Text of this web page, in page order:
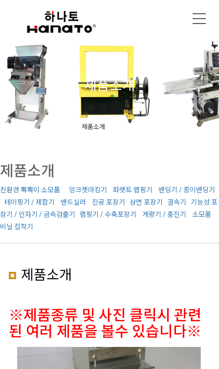
제품소개
제품소개
제품소개
친환경 뽁뽁이 소모품 잉크젯마킹기 파렛트 랩핑기 밴딩기 / 종이밴딩기
테이핑기 / 제함기 밴드실러 진공 포장기 삼면 포장기 결속기 기능성 포
장기 / 인자기 / 금속검출기 랩핑기 / 수축포장기 계량기 / 충진기 소모품
비닐 접착기
제품소개
※제품종류 및 사진 클릭시 관련
된 여러 제품을 볼수 있습니다※